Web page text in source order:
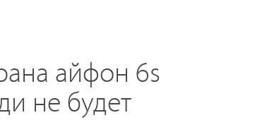
айфон 6s
не будет